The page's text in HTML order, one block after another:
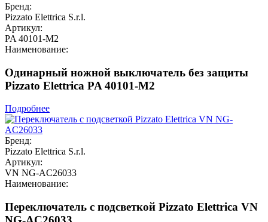
Бренд:
Pizzato Elettrica S.r.l.
Артикул:
PA 40101-M2
Наименование:
Одинарный ножной выключатель без защиты
Pizzato Elettrica PA 40101-M2
Подробнее
Бренд:
Pizzato Elettrica S.r.l.
Артикул:
VN NG-AC26033
Наименование:
Переключатель с подсветкой Pizzato Elettrica VN